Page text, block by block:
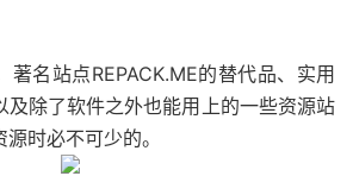
著名站点REPACK.ME的替代品、实用
及除了软件之外也能用上的一些资源站
时必不可少的。